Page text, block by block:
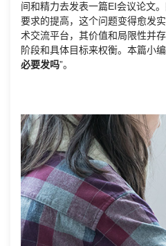
间和精力去发表一篇EI会议论文
要求的提高，这个问题变得愈发
术交流平台，其价值和局限性并
阶段和具体目标来权衡。本篇小
必要发吗”。